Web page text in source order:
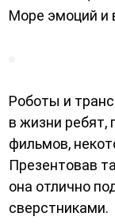
Море эмоций и
Роботы и
в жизни ребят,
фильмов,
Презентовав
она отлично
сверстниками.